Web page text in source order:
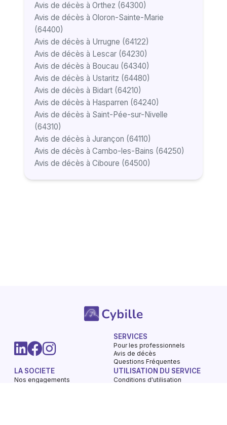
Avis de décès à Orthez (64300)
Avis de décès à Oloron-Sainte-Marie
(64400)
Avis de décès à Urrugne (64122)
Avis de décès à Lescar (64230)
Avis de décès à Boucau (64340)
Avis de décès à Ustaritz (64480)
Avis de décès à Bidart (64210)
Avis de décès à Hasparren (64240)
Avis de décès à Saint-Pée-sur-Nivelle
(64310)
Avis de décès à Jurançon (64110)
Avis de décès à Cambo-les-Bains (64250)
Avis de décès à Ciboure (64500)
SERVICES
Pour les professionnels
Avis de décès
Questions Fréquentes
LA SOCIETE
Nos engagements
UTILISATION DU SERVICE
Conditions d'utilisation